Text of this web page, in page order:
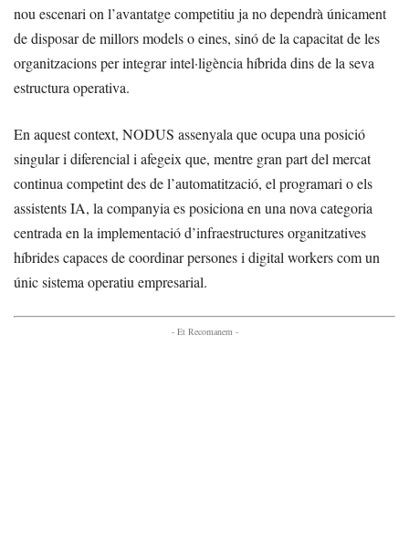
nou escenari on l’avantatge competitiu ja no dependrà únicament
de disposar de millors models o eines, sinó de la capacitat de les
organitzacions per integrar intel·ligència híbrida dins de la seva
estructura operativa.
En aquest context, NODUS assenyala que ocupa una posició
singular i diferencial i afegeix que, mentre gran part del mercat
continua competint des de l’automatització, el programari o els
assistents IA, la companyia es posiciona en una nova categoria
centrada en la implementació d’infraestructures organitzatives
híbrides capaces de coordinar persones i digital workers com un
únic sistema operatiu empresarial.
- Et Recomanem -